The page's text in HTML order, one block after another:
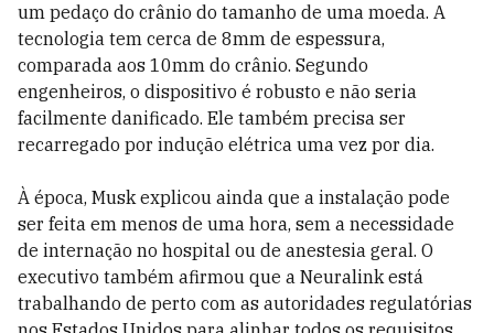
um pedaço do crânio do tamanho de uma moeda. A
tecnologia tem cerca de 8mm de espessura,
comparada aos 10mm do crânio. Segundo
engenheiros, o dispositivo é robusto e não seria
facilmente danificado. Ele também precisa ser
recarregado por indução elétrica uma vez por dia.
À época, Musk explicou ainda que a instalação pode
ser feita em menos de uma hora, sem a necessidade
de internação no hospital ou de anestesia geral. O
executivo também afirmou que a Neuralink está
trabalhando de perto com as autoridades regulatórias